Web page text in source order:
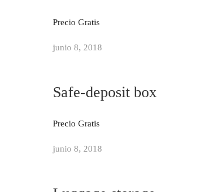
Precio Gratis
junio 8, 2018
Safe-deposit box
Precio Gratis
junio 8, 2018